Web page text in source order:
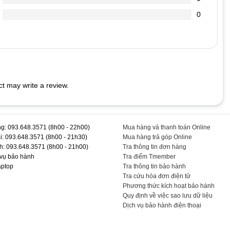
hơn.
vào Laptop (vì dòng điện đi vào sạc nó sẽ ổn định dòng
chết nguồn
0
may write a review.
093.648.3571 (8h00 - 22h00)
093.648.3571 (8h00 - 21h30)
093.648.3571 (8h00 - 21h00)
bảo hành
Mua hàng và thanh toán Online
Mua hàng trả góp Online
Tra thông tin đơn hàng
Tra điểm Tmember
Tra thông tin bảo hành
Tra cứu hóa đơn điện tử
Phương thức kích hoạt bảo hành
Quy định về việc sao lưu dữ liệu
Dịch vụ bảo hành điện thoại